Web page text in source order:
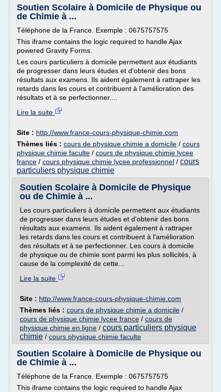
Soutien Scolaire à Domicile de Physique ou
de Chimie à ...
Téléphone de la France. Exemple : 0675757575
This iframe contains the logic required to handle Ajax
powered Gravity Forms.
Les cours particuliers à domicile permettent aux étudiants
de progresser dans leurs études et d'obtenir des bons
résultats aux examens. Ils aident également à rattraper les
retards dans les cours et contribuent à l'amélioration des
résultats et à se perfectionner....
Lire la suite
Site : http://www.france-cours-physique-chimie.com
Thèmes liés : cours de physique chimie a domicile / cours
physique chimie faculte / cours de physique chimie lycee
france / cours physique chimie lycee professionnel / cours
particuliers physique chimie
Soutien Scolaire à Domicile de Physique
ou de Chimie à ...
Les cours particuliers à domicile permettent aux étudiants
de progresser dans leurs études et d'obtenir des bons
résultats aux examens. Ils aident également à rattraper
les retards dans les cours et contribuent à l'amélioration
des résultats et à se perfectionner. Les cours à domicile
de physique ou de chimie sont parmi les plus sollicités, à
cause de la complexité de cette...
Lire la suite
Site : http://www.france-cours-physique-chimie.com
Thèmes liés : cours de physique chimie a domicile /
cours de physique chimie lycee france / cours de
physique chimie en ligne / cours particuliers physique
chimie / cours physique chimie faculte
Soutien Scolaire à Domicile de Physique ou
de Chimie à ...
Téléphone de la France. Exemple : 0675757575
This iframe contains the logic required to handle Ajax